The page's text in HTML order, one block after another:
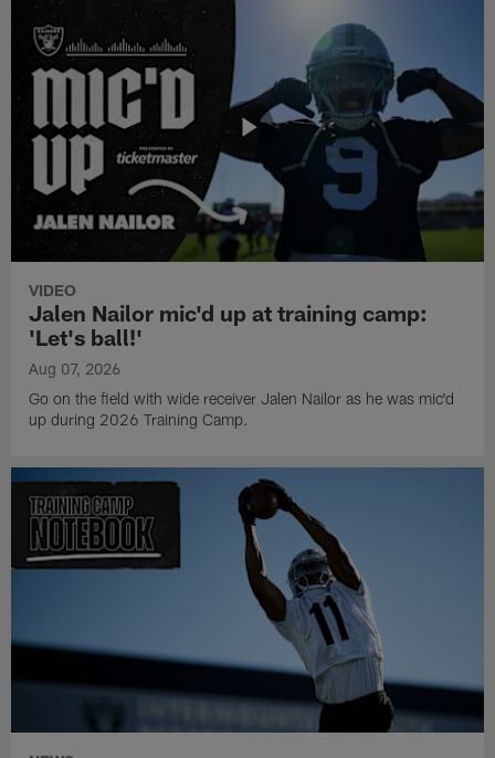
VIDEO
Jalen Nailor mic'd up at training camp:
'Let's ball!'
Aug 07, 2026
Go on the field with wide receiver Jalen Nailor as he was mic'd
up during 2026 Training Camp.